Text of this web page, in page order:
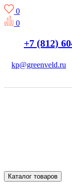
0
0
+7 (812)
kp@greenveld.ru
Каталог товаров